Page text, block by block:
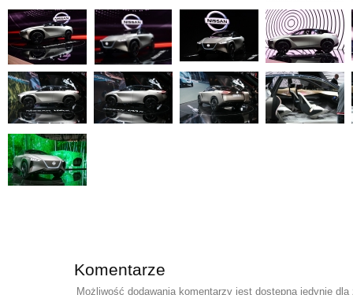
Komentarze
Możliwość dodawania komentarzy jest dostępna jedynie